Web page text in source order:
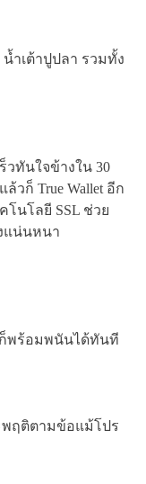
ำเต้าปูปลา รวมทั้ง
วทันใจข้างใน 30
วก็ True Wallet อีก
นโลยี SSL ช่วย
แน่นหนา
ก็พร้อมพนันได้ทันที
พฤติตามข้อแม้โปร